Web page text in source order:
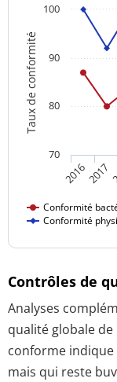
Taux de conformité
Conformité
Conformité
20162017
80
90
100
70
Contrôles de
Analyses
qualité globale
conforme
mais qui reste